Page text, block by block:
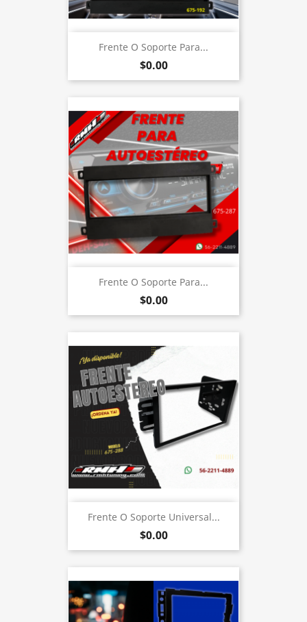
Frente O Soporte Para...
$0.00
Frente O Soporte Para...
$0.00
Frente O Soporte Universal...
$0.00